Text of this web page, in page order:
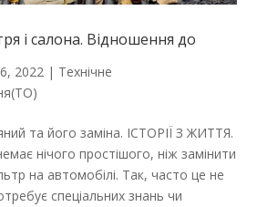
і салона. Відношення до
2022| Технічне
та його заміна. ІСТОРІЇ З ЖИТТЯ.
нічого простішого, ніж замінити
на автомобілі. Так, часто це не
спеціальних знань чи